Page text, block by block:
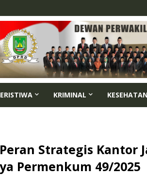
KRIMINAL KESEHATAN
Strategis Kantor
Permenkum 49/2025